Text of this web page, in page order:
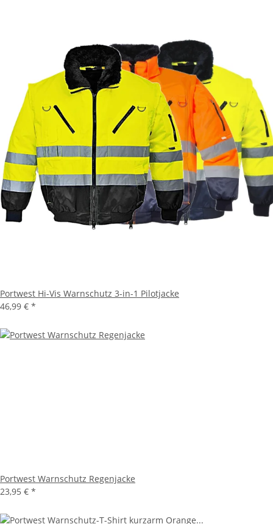
Portwest Hi-Vis Warnschutz 3-in-1 Pilotjacke
46,99 € *
Portwest Warnschutz Regenjacke
23,95 € *